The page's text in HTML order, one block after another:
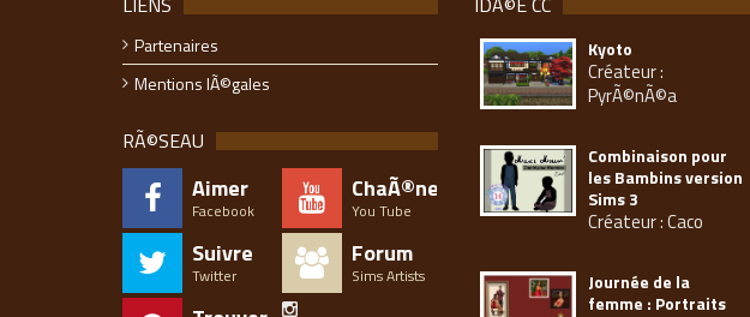
Partenaires
Mentions lÃ©gales
RÃ©SEAU
Aimer
Facebook
ChaÃ®ne
You Tube
Suivre
Twitter
Forum
Sims Artists
Kyoto
Créateur :
PyrÃ©nÃ©a
Combinaison pour
les Bambins version
Sims 3
Créateur : Caco
Journée de la
femme : Portraits